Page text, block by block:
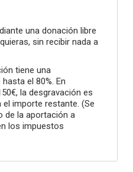
una donación libre
sin recibir nada a
tiene una
el 80%. En
la desgravación es
el importe restante. (Se
de la aportación a
los impuestos